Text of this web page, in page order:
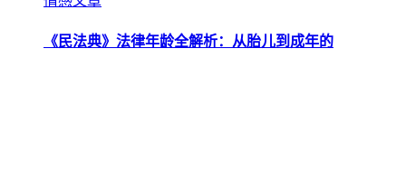
《民法典》法律年龄全解析：从胎儿到成年的